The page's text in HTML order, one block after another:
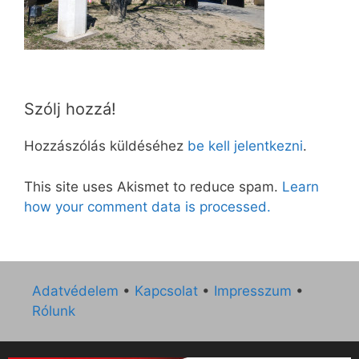
Szólj hozzá!
Hozzászólás küldéséhez be kell jelentkezni.
This site uses Akismet to reduce spam. Learn
how your comment data is processed.
Adatvédelem • Kapcsolat • Impresszum •
Rólunk